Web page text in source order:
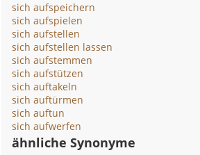
sich aufspeichern
sich aufspielen
sich aufstellen
sich aufstellen lassen
sich aufstemmen
sich aufstützen
sich auftakeln
sich auftürmen
sich auftun
sich aufwerfen
ähnliche Synonyme